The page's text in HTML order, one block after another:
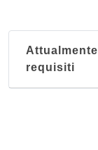
requisiti